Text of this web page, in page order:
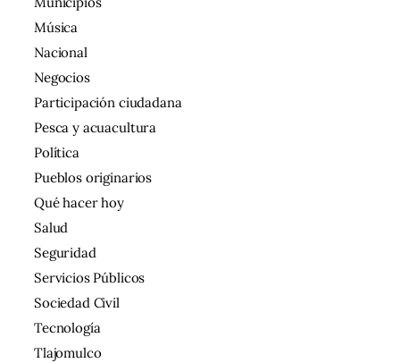
Música
Nacional
Negocios
Participación ciudadana
Pesca y acuacultura
Política
Pueblos originarios
Qué hacer hoy
Salud
Seguridad
Servicios Públicos
Sociedad Civil
Tecnología
Tlajomulco